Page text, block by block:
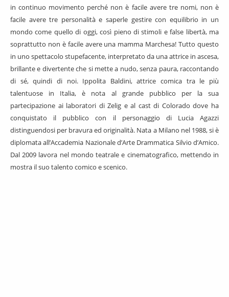
in continuo movimento perché non è facile avere tre nomi, non è
facile avere tre personalità e saperle gestire con equilibrio in un
mondo come quello di oggi, così pieno di stimoli e false libertà, ma
soprattutto non è facile avere una mamma Marchesa! Tutto questo
in uno spettacolo stupefacente, interpretato da una attrice in ascesa,
brillante e divertente che si mette a nudo, senza paura, raccontando
di sé, quindi di noi. Ippolita Baldini, attrice comica tra le più
talentuose in Italia, è nota al grande pubblico per la sua
partecipazione ai laboratori di Zelig e al cast di Colorado dove ha
conquistato il pubblico con il personaggio di Lucia Agazzi
distinguendosi per bravura ed originalità. Nata a Milano nel 1988, si è
diplomata all’Accademia Nazionale d’Arte Drammatica Silvio d’Amico.
Dal 2009 lavora nel mondo teatrale e cinematografico, mettendo in
mostra il suo talento comico e scenico.